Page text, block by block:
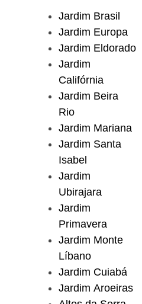
Jardim Brasil
Jardim Europa
Jardim Eldorado
Jardim
Califórnia
Jardim Beira
Rio
Jardim Mariana
Jardim Santa
Isabel
Jardim
Ubirajara
Jardim
Primavera
Jardim Monte
Líbano
Jardim Cuiabá
Jardim Aroeiras